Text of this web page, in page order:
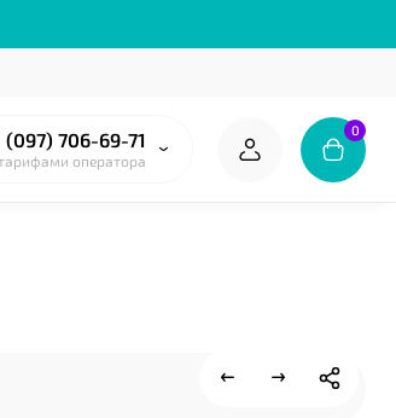
(097) 706-69-71
оператора
0